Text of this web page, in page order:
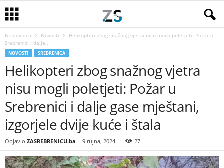
Naslovnica Novosti
Helikopteri zbog snažnog vjetra nisu mogli poletjeti: Požar u
Srebrenici i dalje...
NOVOSTI SREBRENICA
Helikopteri zbog snažnog vjetra
nisu mogli poletjeti: Požar u
Srebrenici i dalje gase mještani,
izgorjele dvije kuće i štala
Objavio ZASREBRENICU.ba - 9 rujna, 2024 27